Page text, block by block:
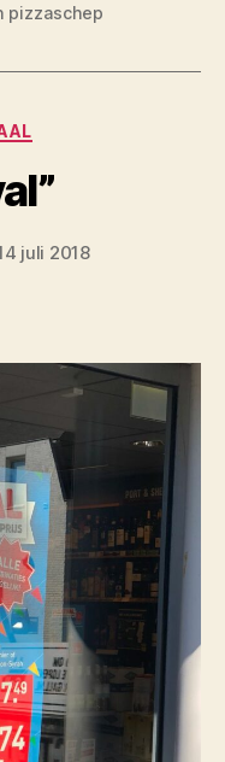
pizzaschep
juli 2018